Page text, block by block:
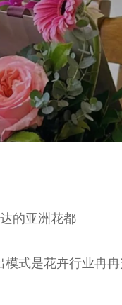
的亚洲花都
式是花卉行业冉